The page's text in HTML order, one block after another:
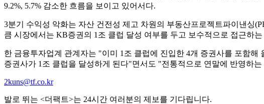
9.2%, 5.7% 감소한 흐름을 보이고 있어서다.
3분기 수익성 악화는 자산 건전성 제고 차원의 부동산프로젝트파이낸싱
큼 시장에서는 KB증권의 1조 클럽 달성 여부를 두고 보수적으로 접근하
한 금융투자업계 관계자는 "이미 1조 클럽에 진입한 4개 증권사를 포함
증권사가 1조 클럽을 달성하게 된다"면서도 "전통적으로 연말에 반영하
2kuns@tf.co.kr
발로 뛰는 <더팩트>는 24시간 여러분의 제보를 기다립니다.